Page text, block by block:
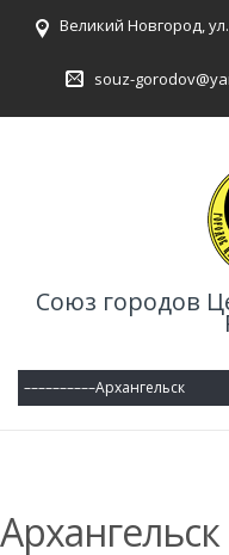
Великий Новгород,
souz-
Союз городов
Архангельск